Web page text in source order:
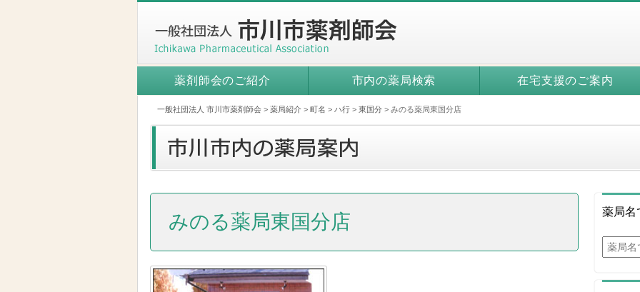
薬剤師会のご紹介 市内の薬局検索 在宅支援のご案内
一般社団法人 市川市薬剤師会 > 薬局紹介 > 町名 > ハ行 > 東国分 > みのる薬局東国分店
みのる薬局東国分店 薬局名